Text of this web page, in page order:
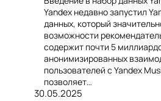
Yandex недавно запустил
данных, который
возможности
содержит почти 5
анонимизированных
пользователей с Yandex
позволяет…
30.05.2025